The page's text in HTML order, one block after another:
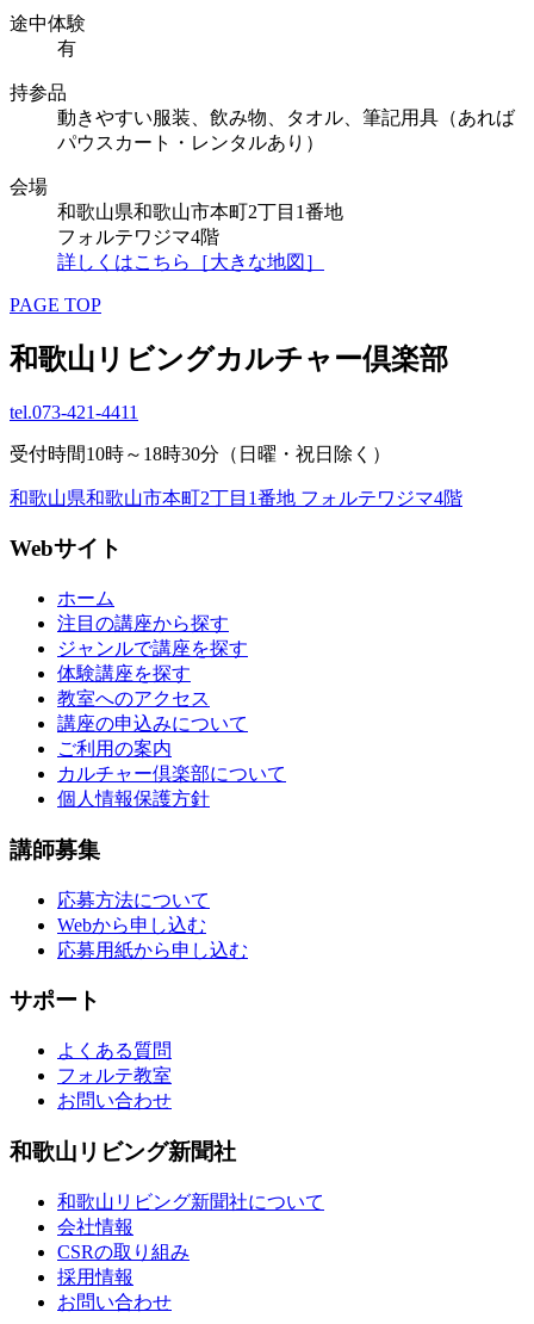
途中体験
有
持参品
動きやすい服装、飲み物、タオル、筆記用具（あれば
パウスカート・レンタルあり）
会場
和歌山県和歌山市本町2丁目1番地
フォルテワジマ4階
詳しくはこちら［大きな地図］
PAGE TOP
和歌山リビングカルチャー倶楽部
tel.073-421-4411
受付時間10時～18時30分（日曜・祝日除く）
和歌山県和歌山市本町2丁目1番地 フォルテワジマ4階
Webサイト
ホーム
注目の講座から探す
ジャンルで講座を探す
体験講座を探す
教室へのアクセス
講座の申込みについて
ご利用の案内
カルチャー倶楽部について
個人情報保護方針
講師募集
応募方法について
Webから申し込む
応募用紙から申し込む
サポート
よくある質問
フォルテ教室
お問い合わせ
和歌山リビング新聞社
和歌山リビング新聞社について
会社情報
CSRの取り組み
採用情報
お問い合わせ